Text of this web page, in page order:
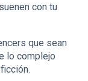
con tu
que sean
lo complejo